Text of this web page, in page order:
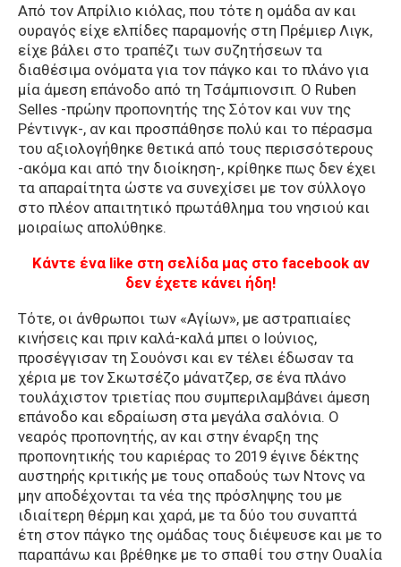
Από τον Απρίλιο κιόλας, που τότε η ομάδα αν και
ουραγός είχε ελπίδες παραμονής στη Πρέμιερ Λιγκ,
είχε βάλει στο τραπέζι των συζητήσεων τα
διαθέσιμα ονόματα για τον πάγκο και το πλάνο για
μία άμεση επάνοδο από τη Τσάμπιονσιπ. Ο Ruben
Selles -πρώην προπονητής της Σότον και νυν της
Ρέντινγκ-, αν και προσπάθησε πολύ και το πέρασμα
του αξιολογήθηκε θετικά από τους περισσότερους
-ακόμα και από την διοίκηση-, κρίθηκε πως δεν έχει
τα απαραίτητα ώστε να συνεχίσει με τον σύλλογο
στο πλέον απαιτητικό πρωτάθλημα του νησιού και
μοιραίως απολύθηκε.
Κάντε ένα like στη σελίδα μας στο facebook αν
δεν έχετε κάνει ήδη!
Τότε, οι άνθρωποι των «Αγίων», με αστραπιαίες
κινήσεις και πριν καλά-καλά μπει ο Ιούνιος,
προσέγγισαν τη Σουόνσι και εν τέλει έδωσαν τα
χέρια με τον Σκωτσέζο μάνατζερ, σε ένα πλάνο
τουλάχιστον τριετίας που συμπεριλαμβάνει άμεση
επάνοδο και εδραίωση στα μεγάλα σαλόνια. Ο
νεαρός προπονητής, αν και στην έναρξη της
προπονητικής του καριέρας το 2019 έγινε δέκτης
αυστηρής κριτικής με τους οπαδούς των Ντονς να
μην αποδέχονται τα νέα της πρόσληψης του με
ιδιαίτερη θέρμη και χαρά, με τα δύο του συναπτά
έτη στον πάγκο της ομάδας τους διέψευσε και με το
παραπάνω και βρέθηκε με το σπαθί του στην Ουαλία